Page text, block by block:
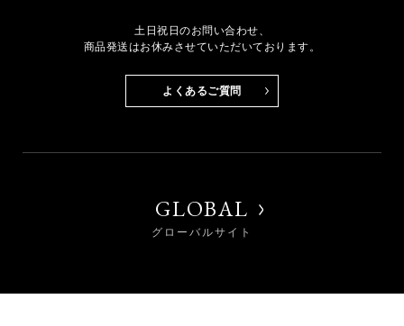
土日祝日のお問い合わせ、
商品発送はお休みさせていただいております。
よくあるご質問
GLOBAL
グローバルサイト